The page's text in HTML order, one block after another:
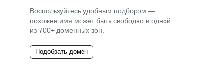
Воспользуйтесь удобным подбором —
похожее имя может быть свободно в одной
из 700+ доменных зон.
Подобрать домен